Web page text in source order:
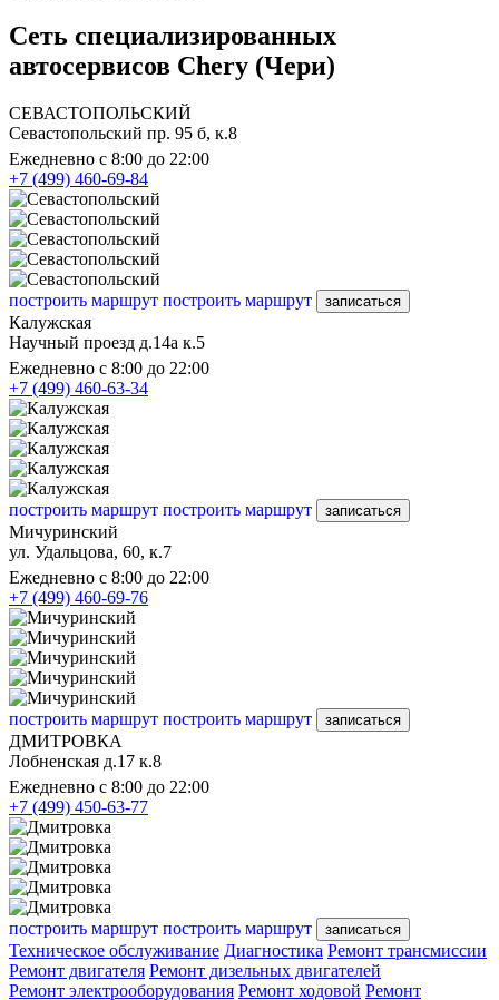
Сеть специализированных
автосервисов Chery (Чери)
СЕВАСТОПОЛЬСКИЙ
Севастопольский пр. 95 б, к.8
Ежедневно с 8:00 до 22:00
+7 (499) 460-69-84
построить маршрут построить маршрут записаться
Калужская
Научный проезд д.14а к.5
Ежедневно с 8:00 до 22:00
+7 (499) 460-63-34
построить маршрут построить маршрут записаться
Мичуринский
ул. Удальцова, 60, к.7
Ежедневно с 8:00 до 22:00
+7 (499) 460-69-76
построить маршрут построить маршрут записаться
ДМИТРОВКА
Лобненская д.17 к.8
Ежедневно с 8:00 до 22:00
+7 (499) 450-63-77
построить маршрут построить маршрут записаться
Техническое обслуживание Диагностика Ремонт трансмиссии
Ремонт двигателя Ремонт дизельных двигателей
Ремонт электрооборудования Ремонт ходовой Ремонт